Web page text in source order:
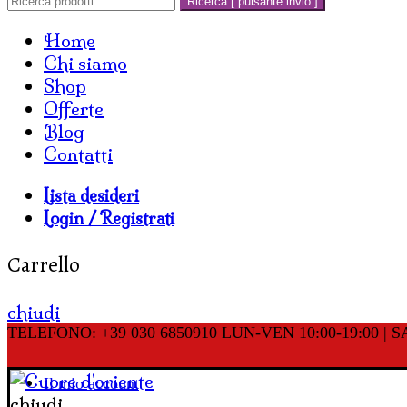
Home
Chi siamo
Shop
Offerte
Blog
Contatti
Lista desideri
Login / Registrati
Carrello
chiudi
TELEFONO: +39 030 6850910 LUN-VEN 10:00-19:00 |
Il mio account